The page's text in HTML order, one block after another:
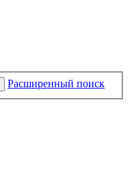
Расширенный поиск